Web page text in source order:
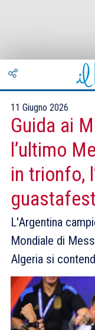
11 Giugno 2026
Guida ai
l’ultimo
in trionfo,
L'Argentina
Mondiale di
Algeria si